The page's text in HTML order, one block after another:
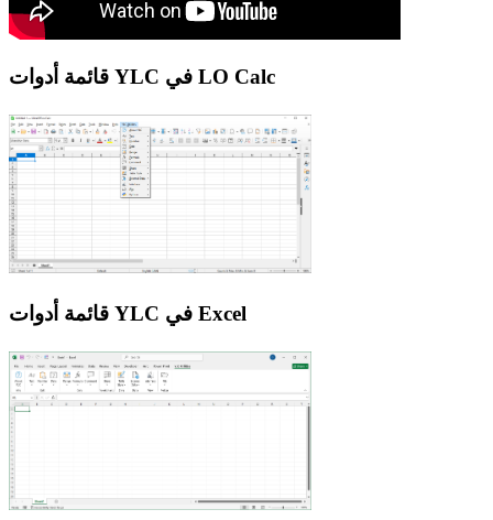
قائمة أدوات YLC في LO Calc
قائمة أدوات YLC في Excel